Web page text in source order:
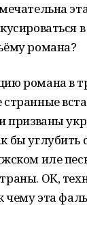
романа?
романа в
призваны
углубить
иле
ОК,
чему эта